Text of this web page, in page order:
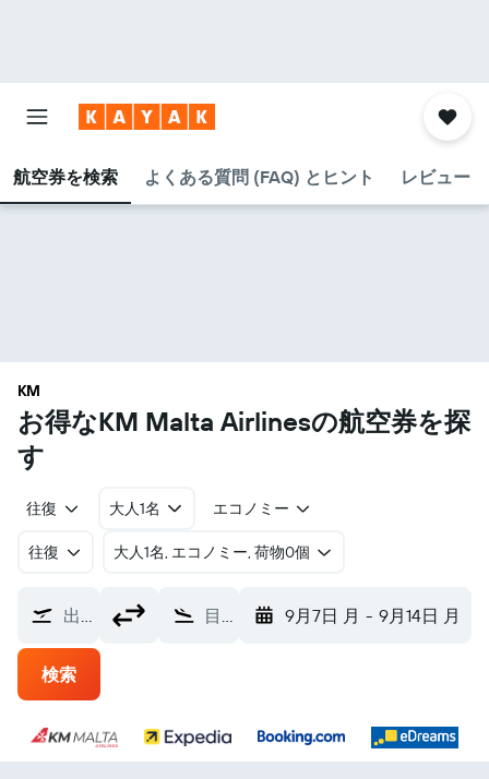
航空券を検索 よくある質問 (FAQ) とヒント レビュー
KM
お得なKM Malta Airlines​の航空券を探
す
往復 大人1名 エコノミー
往復 ​大人1名, エコノミー, 荷物0個
出発地 目的地 9月7日 月 - 9月14日 月
検索